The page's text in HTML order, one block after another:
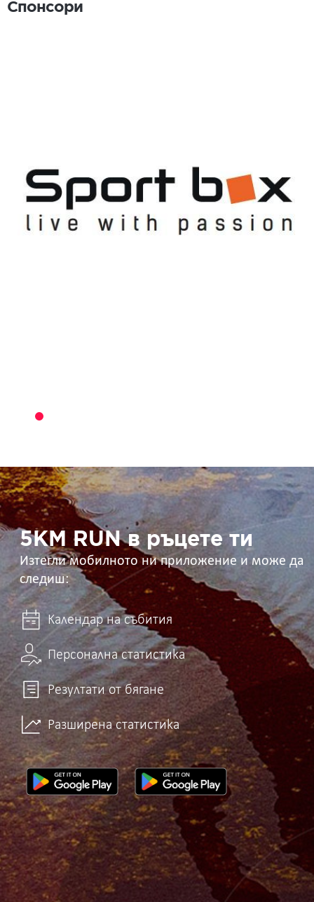
Спонсори
5KM
RUN
в
ръцете
ти 5KM RUN в ръцете ти
Изтегли мобилното ни приложение и може да
следиш:
Календар на събития
Персонална статистика
Резултати от бягане
Разширена статистика